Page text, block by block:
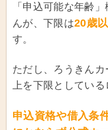
「申込可能な年齢
んが、下限は20歳
す。
ただし、ろうきん
上を下限としてい
申込資格や借入条